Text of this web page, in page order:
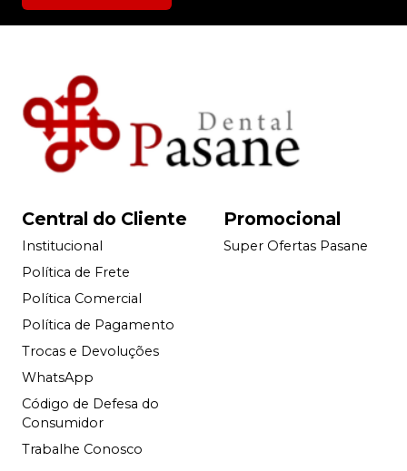
Central do Cliente
Institucional
Política de Frete
Política Comercial
Política de Pagamento
Trocas e Devoluções
WhatsApp
Código de Defesa do
Consumidor
Trabalhe Conosco
Promocional
Super Ofertas Pasane